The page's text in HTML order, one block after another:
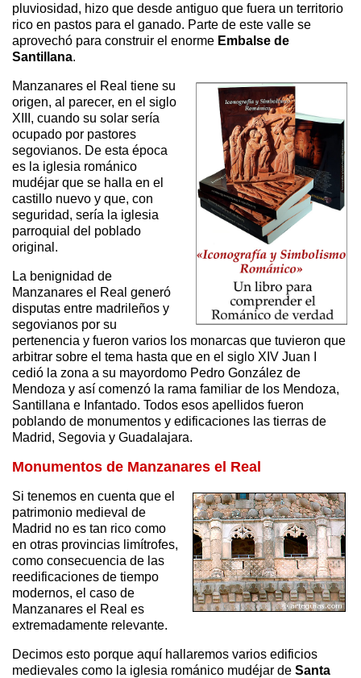
pluviosidad, hizo que desde antiguo que fuera un territorio
rico en pastos para el ganado. Parte de este valle se
aprovechó para construir el enorme Embalse de
Santillana.
Manzanares el Real tiene su
origen, al parecer, en el siglo
XIII, cuando su solar sería
ocupado por pastores
segovianos. De esta época
es la iglesia románico
mudéjar que se halla en el
castillo nuevo y que, con
seguridad, sería la iglesia
parroquial del poblado
original.
La benignidad de
Manzanares el Real generó
disputas entre madrileños y
segovianos por su
pertenencia y fueron varios los monarcas que tuvieron que
arbitrar sobre el tema hasta que en el siglo XIV Juan I
cedió la zona a su mayordomo Pedro González de
Mendoza y así comenzó la rama familiar de los Mendoza,
Santillana e Infantado. Todos esos apellidos fueron
poblando de monumentos y edificaciones las tierras de
Madrid, Segovia y Guadalajara.
Monumentos de Manzanares el Real
Si tenemos en cuenta que el
patrimonio medieval de
Madrid no es tan rico como
en otras provincias limítrofes,
como consecuencia de las
reedificaciones de tiempo
modernos, el caso de
Manzanares el Real es
extremadamente relevante.
Decimos esto porque aquí hallaremos varios edificios
medievales como la iglesia románico mudéjar de Santa